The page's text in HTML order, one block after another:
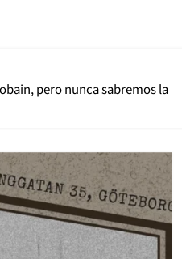
pero nunca sabremos la